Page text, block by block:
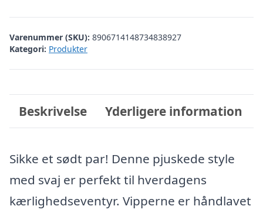
Varenummer (SKU): 8906714148734838927
Kategori: Produkter
Beskrivelse Yderligere information
Sikke et sødt par! Denne pjuskede style
med svaj er perfekt til hverdagens
kærlighedseventyr. Vipperne er håndlavet